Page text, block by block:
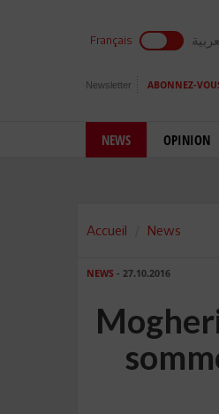
Français
Newsletter ABONNEZ-
NEWS OPINION
Accueil News
NEWS - 27.10.2016